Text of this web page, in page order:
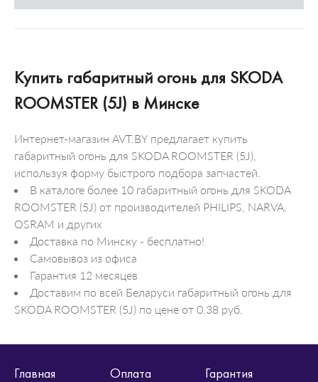
Купить габаритный огонь для SKODA
ROOMSTER (5J) в Минске
Интернет-магазин AVT.BY предлагает купить
габаритный огонь для SKODA ROOMSTER (5J),
используя форму быстрого подбора запчастей.
В каталоге более 10 габаритный огонь для SKODA
ROOMSTER (5J) от производителей PHILIPS, NARVA,
OSRAM и других
Доставка по Минску - бесплатно!
Самовывоз из офиса
Гарантия 12 месяцев
Доставим по всей Беларуси габаритный огонь для
SKODA ROOMSTER (5J) по цене от 0.38 руб.
Главная Оплата
Гарантия